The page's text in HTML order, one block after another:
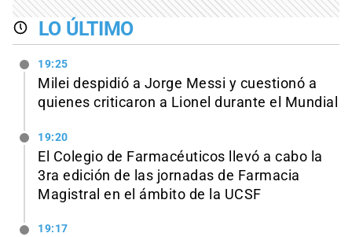
LO ÚLTIMO
19:25
Milei despidió a Jorge Messi y cuestionó a
quienes criticaron a Lionel durante el Mundial
19:20
El Colegio de Farmacéuticos llevó a cabo la
3ra edición de las jornadas de Farmacia
Magistral en el ámbito de la UCSF
19:17